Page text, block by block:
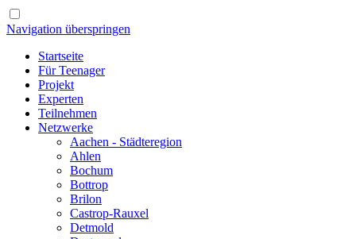
Navigation überspringen
Startseite
Für Teenager
Projekt
Experten
Teilnehmen
Netzwerke
Aachen - Städteregion
Ahlen
Bochum
Bottrop
Brilon
Castrop-Rauxel
Detmold